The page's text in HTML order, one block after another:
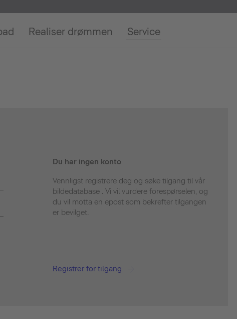
Realiser drømmen Service
Du har ingen konto
Vennligst registrere deg og søke tilgang til vår
bildedatabase . Vi vil vurdere forespørselen, og
du vil motta en epost som bekrefter tilgangen
er bevilget.
Registrer for tilgang